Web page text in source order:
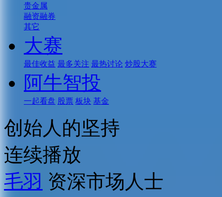
贵金属
融资融券
其它
大赛
最佳收益 最多关注 最热讨论 炒股大赛
阿牛智投
一起看盘 股票 板块 基金
创始人的坚持
连续播放
毛羽 资深市场人士